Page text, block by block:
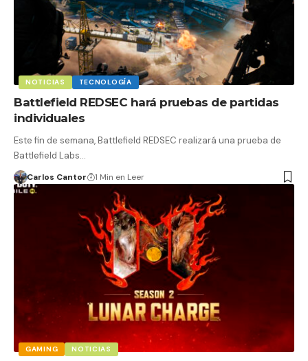
NOTICIAS TECNOLOGÍA
Battlefield REDSEC hará pruebas de partidas
individuales
Este fin de semana, Battlefield REDSEC realizará una prueba de
Battlefield Labs…
Carlos Cantor 1 Min en Leer
GAMING NOTICIAS